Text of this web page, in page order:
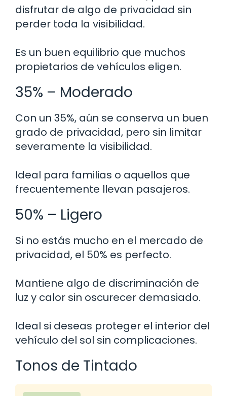
disfrutar de algo de privacidad sin
perder toda la visibilidad.
Es un buen equilibrio que muchos
propietarios de vehículos eligen.
35% – Moderado
Con un 35%, aún se conserva un buen
grado de privacidad, pero sin limitar
severamente la visibilidad.
Ideal para familias o aquellos que
frecuentemente llevan pasajeros.
50% – Ligero
Si no estás mucho en el mercado de
privacidad, el 50% es perfecto.
Mantiene algo de discriminación de
luz y calor sin oscurecer demasiado.
Ideal si deseas proteger el interior del
vehículo del sol sin complicaciones.
Tonos de Tintado